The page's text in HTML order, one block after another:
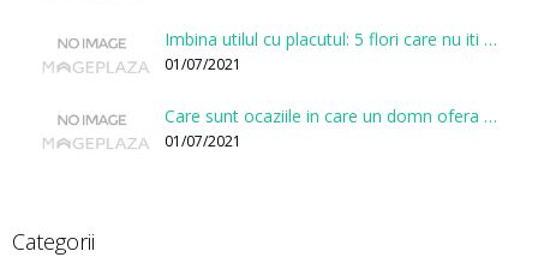
Imbina utilul cu placutul: 5 flori care nu iti vor face gaura in buget
01/07/2021
Care sunt ocaziile in care un domn ofera flori?
01/07/2021
Categorii